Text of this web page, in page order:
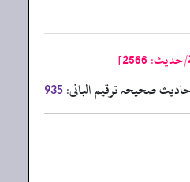
2566]
صحیحہ ترقیم البانی: 935